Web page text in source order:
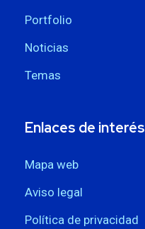
Portfolio
Noticias
Temas
Enlaces de interés
Mapa web
Aviso legal
Política de privacidad